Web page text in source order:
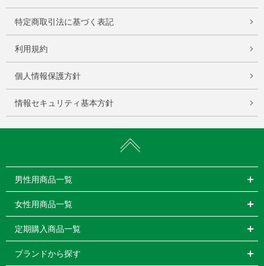
特定商取引法に基づく表記
利用規約
個人情報保護方針
情報セキュリティ基本方針
男性用商品一覧
女性用商品一覧
定期購入商品一覧
ブランドから探す